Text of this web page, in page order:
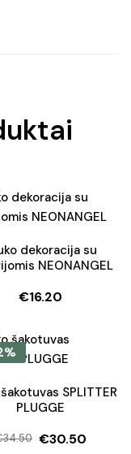
dekoracija su
NEONANGEL
€16.20
SPLITTER
PLUGGE
34.50
Original
€30.50
Current